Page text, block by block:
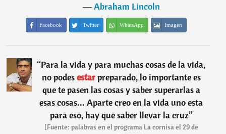
―Abraham Lincoln
Facebook Twitter WhatsApp Imagen
“Para la vida y para muchas cosas de la vida,
no podesestarpreparado, lo importante es
que te pasen las cosas y saber superarlas a
esas cosas... Aparte creo en la vida uno esta
para eso, hay que saber llevar la cruz”
[Fuente: palabras en el programa La cornisa el 29 de